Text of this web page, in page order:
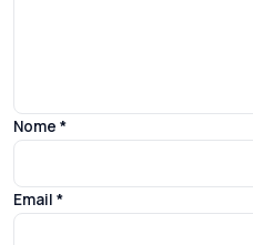
Nome *
Email *